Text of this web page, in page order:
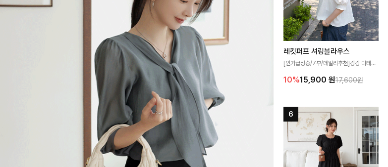
레킷퍼프 셔링블라우스
[인기급상승/7부/데일리추천]캉캉 디테일
성해주는 블라우스 🤍 가볍게 퍼지는 핏으
10%15,900 원17,600원